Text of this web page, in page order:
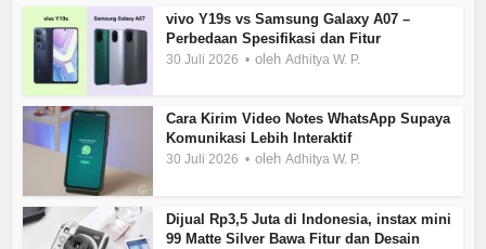
vivo Y19s vs Samsung Galaxy A07 –
Perbedaan Spesifikasi dan Fitur
30 Juli 2026 olehAdhitya W. P.
Cara Kirim Video Notes WhatsApp Supaya
Komunikasi Lebih Interaktif
30 Juli 2026 olehAdhitya W. P.
Dijual Rp3,5 Juta di Indonesia, instax mini
99 Matte Silver Bawa Fitur dan Desain